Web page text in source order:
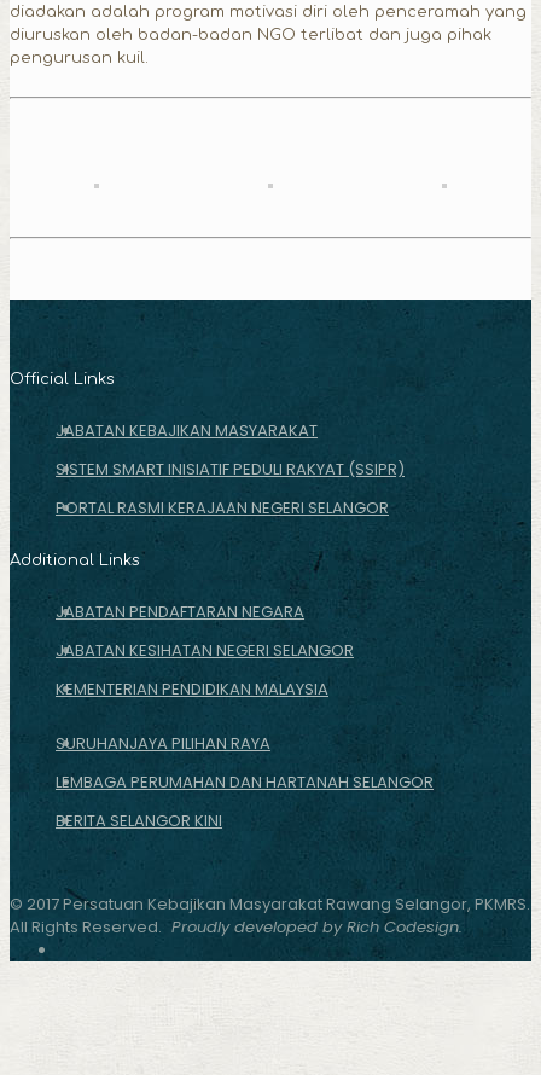
diadakan adalah program motivasi diri oleh penceramah yang
diuruskan oleh badan-badan NGO terlibat dan juga pihak
pengurusan kuil.
Official Links
JABATAN KEBAJIKAN MASYARAKAT
SISTEM SMART INISIATIF PEDULI RAKYAT (SSIPR)
PORTAL RASMI KERAJAAN NEGERI SELANGOR
Additional Links
JABATAN PENDAFTARAN NEGARA
JABATAN KESIHATAN NEGERI SELANGOR
KEMENTERIAN PENDIDIKAN MALAYSIA
SURUHANJAYA PILIHAN RAYA
LEMBAGA PERUMAHAN DAN HARTANAH SELANGOR
BERITA SELANGOR KINI
© 2017 Persatuan Kebajikan Masyarakat Rawang Selangor, PKMRS.
All Rights Reserved. Proudly developed by Rich Codesign.